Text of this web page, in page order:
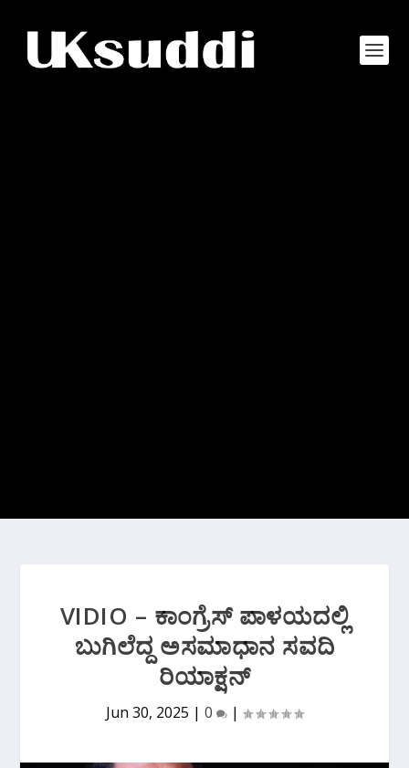
VIDIO – ಕಾಂಗ್ರೆಸ್ ಪಾಳಯದಲ್ಲಿ
ಬುಗಿಲೆದ್ದ ಅಸಮಾಧಾನ ಸವದಿ
ರಿಯಾಕ್ಷನ್
Jun 30, 2025 | 0 |